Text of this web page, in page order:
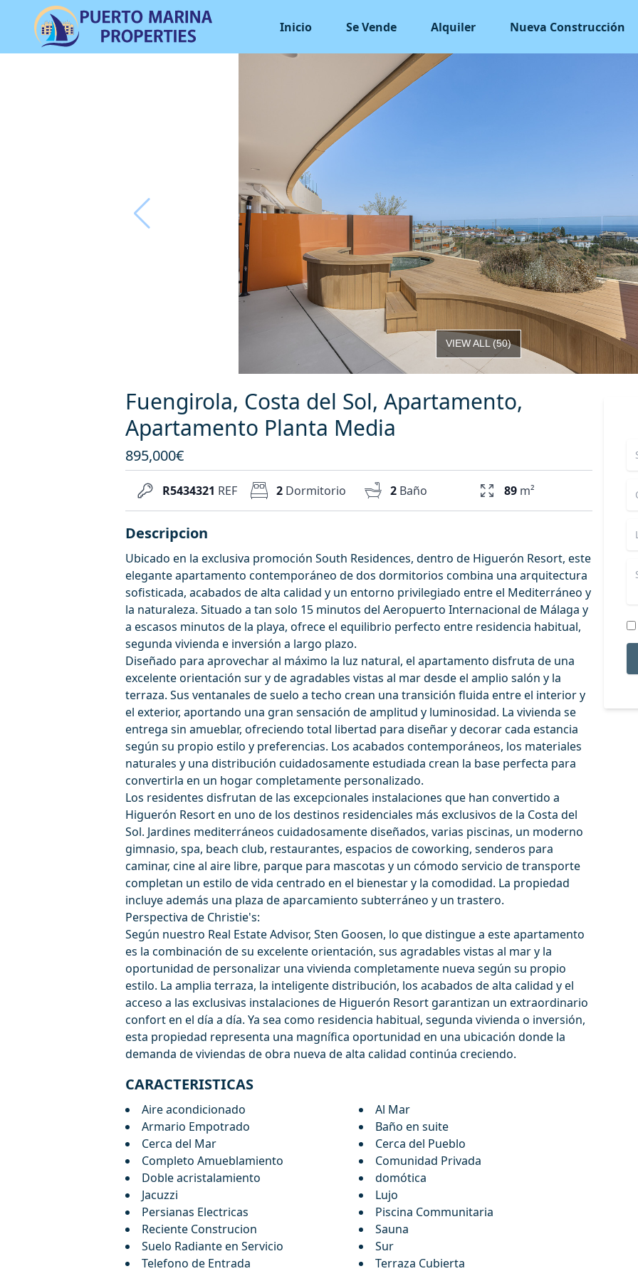
Inicio Se Vende Alquiler Nueva Construcción
VIEW ALL(50)
Fuengirola, Costa del Sol, Apartamento,
Apartamento Planta Media
895,000€
R5434321 REF 2 Dormitorio 2 Baño 89 m²
Descripcion
Ubicado en la exclusiva promoción South Residences, dentro de Higuerón Resort, este
elegante apartamento contemporáneo de dos dormitorios combina una arquitectura
sofisticada, acabados de alta calidad y un entorno privilegiado entre el Mediterráneo y
la naturaleza. Situado a tan solo 15 minutos del Aeropuerto Internacional de Málaga y
a escasos minutos de la playa, ofrece el equilibrio perfecto entre residencia habitual,
segunda vivienda e inversión a largo plazo.
Diseñado para aprovechar al máximo la luz natural, el apartamento disfruta de una
excelente orientación sur y de agradables vistas al mar desde el amplio salón y la
terraza. Sus ventanales de suelo a techo crean una transición fluida entre el interior y
el exterior, aportando una gran sensación de amplitud y luminosidad. La vivienda se
entrega sin amueblar, ofreciendo total libertad para diseñar y decorar cada estancia
según su propio estilo y preferencias. Los acabados contemporáneos, los materiales
naturales y una distribución cuidadosamente estudiada crean la base perfecta para
convertirla en un hogar completamente personalizado.
Los residentes disfrutan de las excepcionales instalaciones que han convertido a
Higuerón Resort en uno de los destinos residenciales más exclusivos de la Costa del
Sol. Jardines mediterráneos cuidadosamente diseñados, varias piscinas, un moderno
gimnasio, spa, beach club, restaurantes, espacios de coworking, senderos para
caminar, cine al aire libre, parque para mascotas y un cómodo servicio de transporte
completan un estilo de vida centrado en el bienestar y la comodidad. La propiedad
incluye además una plaza de aparcamiento subterráneo y un trastero.
Perspectiva de Christie's:
Según nuestro Real Estate Advisor, Sten Goosen, lo que distingue a este apartamento
es la combinación de su excelente orientación, sus agradables vistas al mar y la
oportunidad de personalizar una vivienda completamente nueva según su propio
estilo. La amplia terraza, la inteligente distribución, los acabados de alta calidad y el
acceso a las exclusivas instalaciones de Higuerón Resort garantizan un extraordinario
confort en el día a día. Ya sea ‌como ‌residencia ‌habitual, ‌segunda ‌vivienda o inversión,
esta propiedad ‌representa ‌una ‌magnífica oportunidad en ‌una ‌ubicación ‌donde ‌la
demanda ‌de viviendas de ‌obra ‌nueva ‌de ‌alta ‌calidad ‌continúa ‌creciendo.
CARACTERISTICAS
Aire acondicionado
Al Mar
Armario Empotrado
Baño en suite
Cerca del Mar
Cerca del Pueblo
Completo Amueblamiento
Comunidad Privada
Doble acristalamiento
domótica
Jacuzzi
Lujo
Persianas Electricas
Piscina Communitaria
Reciente Construcion
Sauna
Suelo Radiante en Servicio
Sur
Telefono de Entrada
Terraza Cubierta